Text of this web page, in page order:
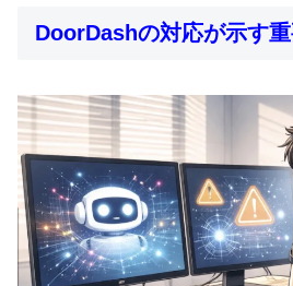
DoorDashの対応が示す